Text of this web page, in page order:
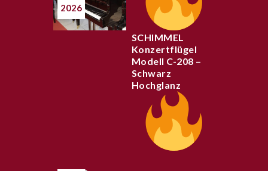
2026
SCHIMMEL
Konzertflügel
Modell C-208 –
Schwarz
Hochglanz